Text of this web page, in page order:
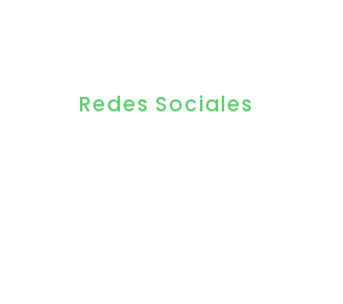
Redes Sociales